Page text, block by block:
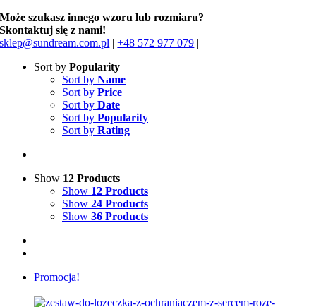
Może szukasz innego wzoru lub rozmiaru?
Skontaktuj się z nami!
sklep@sundream.com.pl |+48 572 977 079 |
Sort by Popularity
Sort by Name
Sort by Price
Sort by Date
Sort by Popularity
Sort by Rating
Show 12 Products
Show 12 Products
Show 24 Products
Show 36 Products
Promocja!